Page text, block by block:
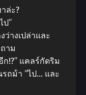
ล่ะ?
ป”
างเปล่าและ
าม
ก!?” แคลร์กัดริม
ถม้า “ไป… และ